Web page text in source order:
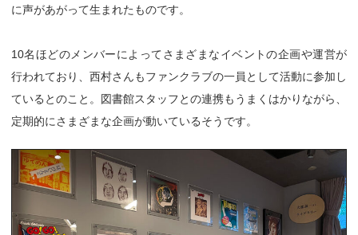
に声があがって生まれたものです。
10名ほどのメンバーによってさまざまなイベントの企画や運営が
行われており、西村さんもファンクラブの一員として活動に参加し
ているとのこと。図書館スタッフとの連携もうまくはかりながら、
定期的にさまざまな企画が動いているそうです。